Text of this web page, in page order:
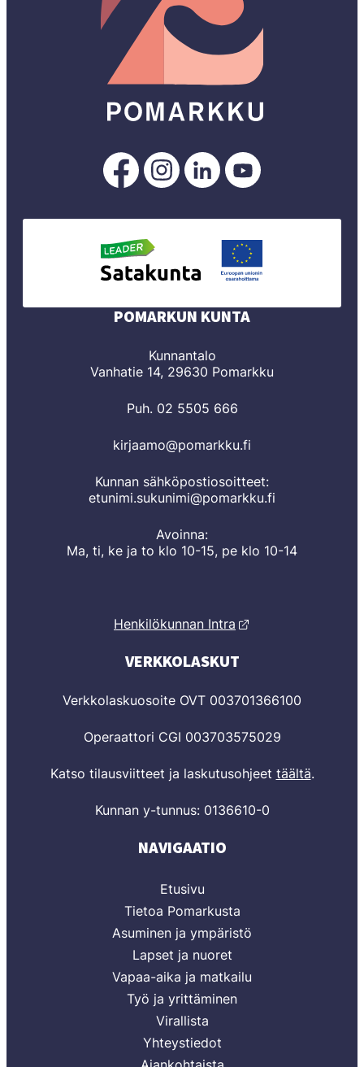
Pomarkku
Facebookissa
Pomarkku
Instagramissa
Pomarkku
LinkedInissä
POMARKUN KUNTA
Kunnantalo
Vanhatie 14, 29630 Pomarkku
Puh. 02 5505 666
kirjaamo@pomarkku.fi
Kunnan sähköpostiosoitteet:
etunimi.sukunimi@pomarkku.fi
Avoinna:
Ma, ti, ke ja to klo 10-15, pe klo 10-14
Henkilökunnan Intra
VERKKOLASKUT
Verkkolaskuosoite OVT 003701366100
Operaattori CGI 003703575029
Katso tilausviitteet ja laskutusohjeet täältä.
Kunnan y-tunnus: 0136610-0
NAVIGAATIO
Etusivu
Tietoa Pomarkusta
Asuminen ja ympäristö
Lapset ja nuoret
Vapaa-aika ja matkailu
Työ ja yrittäminen
Virallista
Yhteystiedot